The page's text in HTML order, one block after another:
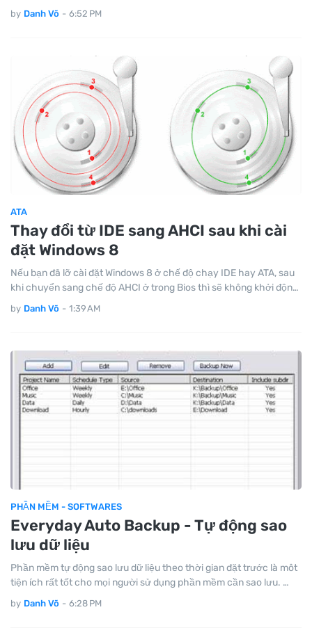
by Danh Võ - 6:52 PM
ATA
Thay đổi từ IDE sang AHCI sau khi cài
đặt Windows 8
Nếu bạn đã lỡ cài đặt Windows 8 ở chế độ chạy IDE hay ATA, sau
khi chuyển sang chế độ AHCI ở trong Bios thì sẽ không khởi độn…
by Danh Võ - 1:39 AM
PHẦN MỀM - SOFTWARES
Everyday Auto Backup - Tự động sao
lưu dữ liệu
Phần mềm tự động sao lưu dữ liệu theo thời gian đặt trước là môt
tiện ích rất tốt cho mọi người sử dụng phần mềm cần sao lưu. …
by Danh Võ - 6:28 PM